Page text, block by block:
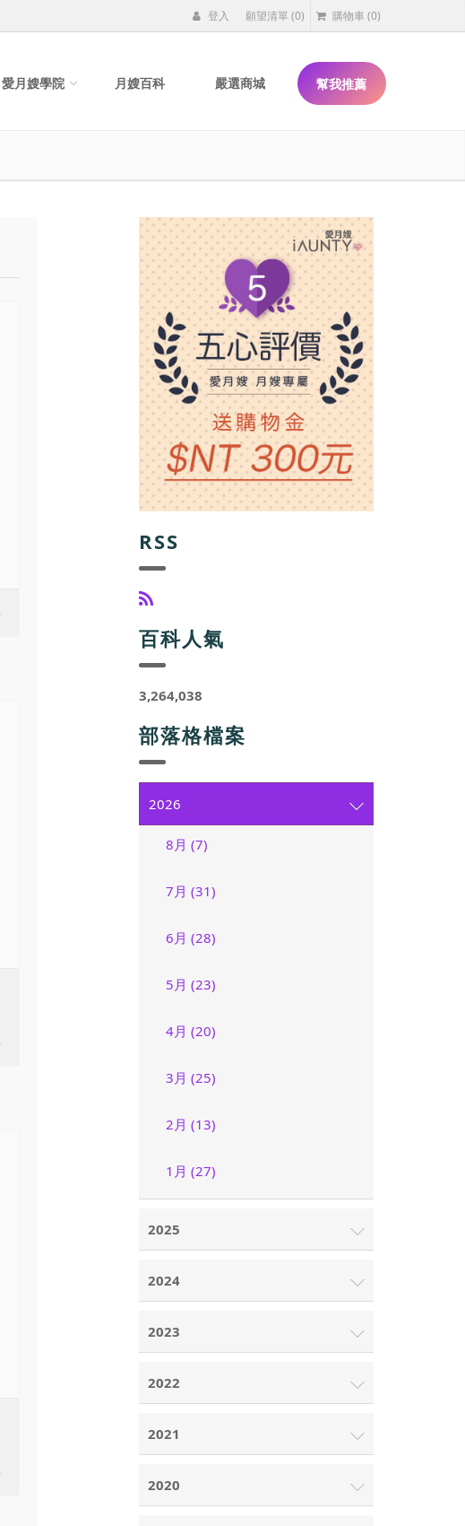
登入 願望清單(0) 購物車 (0)
愛月嫂學院 月嫂百科 嚴選商城 幫我推薦
RSS
百科人氣
3,264,038
部落格檔案
2026
8月 (7)
7月 (31)
6月 (28)
5月 (23)
4月 (20)
3月 (25)
2月 (13)
1月 (27)
2025
2024
2023
2022
2021
2020